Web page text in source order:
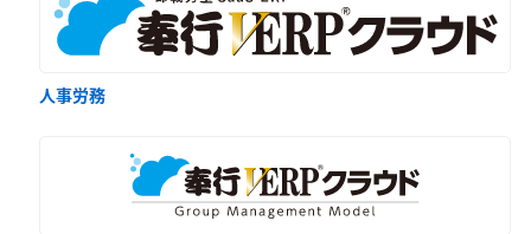
人事労務